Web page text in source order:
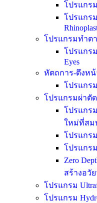
โปรแกร
โปรแกร
โปรแกรมทำต
โปรแกร
Eyes
หัตถการ-ดึงหน้
โปรแกร
โปรแกรมผ่าตั
โปรแกร
ใหม่ที่ส
โปรแกร
โปรแกร
Zero
สร้างอวั
โปรแกรม
โปรแกรม